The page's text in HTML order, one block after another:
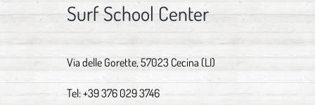
Surf School Center
Via delle Gorette, 57023 Cecina (LI)
Tel:+39 376 029 3746